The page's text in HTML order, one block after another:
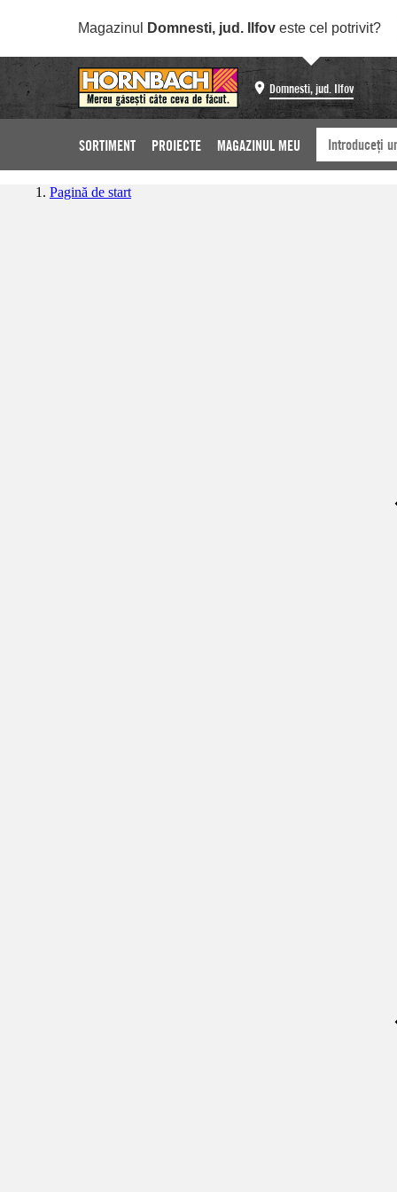
Magazinul Domnesti, jud. Ilfov este cel potrivit?
Domnesti, jud. Ilfov
SORTIMENT PROIECTE MAGAZINUL MEU
Pagină de start